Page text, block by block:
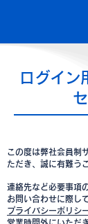
ログイ
この度は弊社会員制
ただき、誠に有難う
連絡先など必要事項
お問い合わせに際し
プライバシーポリシ